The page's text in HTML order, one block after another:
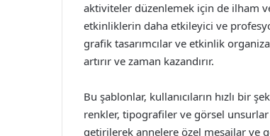
aktiviteler düzenlemek için de ilham
etkinliklerin daha etkileyici ve
grafik tasarımcılar ve etkinlik
artırır ve zaman kazandırır.
Bu şablonlar, kullanıcıların hızlı bir
renkler, tipografiler ve görsel
getirilerek annelere özel mesajlar ve